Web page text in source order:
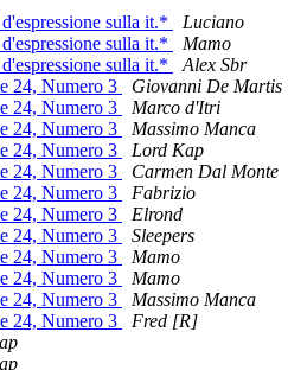
sulla it.*
Luciano
sulla it.*
Mamo
sulla it.*
Alex Sbr
24, Numero 3
Giovanni De Martis
24, Numero 3
Marco d'Itri
24, Numero 3
Massimo Manca
24, Numero 3
Lord Kap
24, Numero 3
Carmen Dal Monte
24, Numero 3
Fabrizio
24, Numero 3
Elrond
24, Numero 3
Sleepers
24, Numero 3
Mamo
24, Numero 3
Mamo
24, Numero 3
Massimo Manca
24, Numero 3
Fred [R]